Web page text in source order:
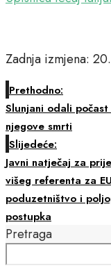
Zadnja izmjena:
Prethodno:
Slunjani odali
njegove smrti
Slijedeće:
Javni natječaj za
višeg referenta za
poduzetništvo i
postupka
Pretraga